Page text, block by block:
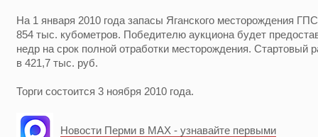
На 1 января 2010 года запасы Яганского месторождения
854 тыс. кубометров. Победителю аукциона будет
недр на срок полной отработки месторождения. Стартовый
в 421,7 тыс. руб.
Торги состоится 3 ноября 2010 года.
Новости Перми в MAX - узнавайте первыми